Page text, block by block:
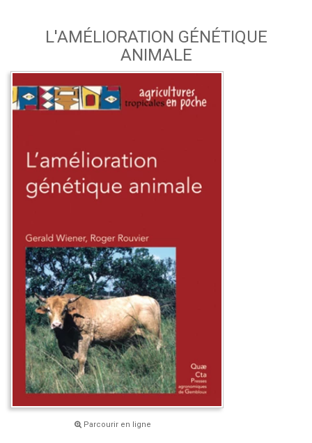
L'AMÉLIORATION GÉNÉTIQUE
ANIMALE
Parcourir en ligne